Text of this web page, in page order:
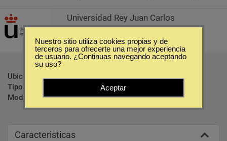
Universidad Rey Juan Carlos
Ubicación:
Fuenlabrada - Madrid
Tipo:
Modalidad:
Presencial
Caracteristicas
Nuestro sitio utiliza cookies propias y de
terceros para ofrecerte una mejor experiencia
de usuario. ¿Continuas navegando aceptando
su uso?
Aceptar